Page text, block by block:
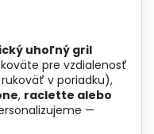
uhoľný gril
pre vzdialenosť
v poriadku),
, raclette alebo
—